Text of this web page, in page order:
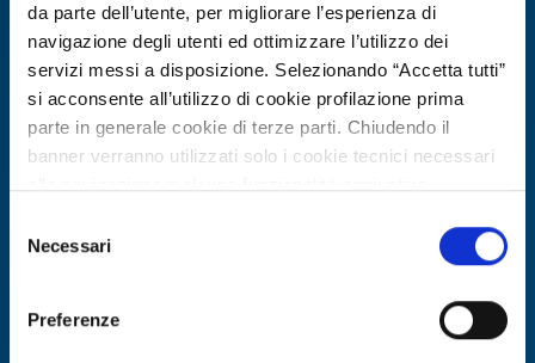
da parte dell’utente, per migliorare l’esperienza di
navigazione degli utenti ed ottimizzare l’utilizzo dei
servizi messi a disposizione. Selezionando “Accetta tutti”
si acconsente all’utilizzo di cookie profilazione prima
parte in generale cookie di terze parti. Chiudendo il
banner verranno utilizzati solo i cookie tecnici necessari
Per conoscere i dettagli, consulta la nostra cookie policy.
https://www.openinnovation.regione.lombardia.it/it/co
https://www.openinnovation.regione.lombardia.it/it/pr
delNecessari
Preferenze
Startup greca cerca partner per
piattaforma automatizzata di ricerca